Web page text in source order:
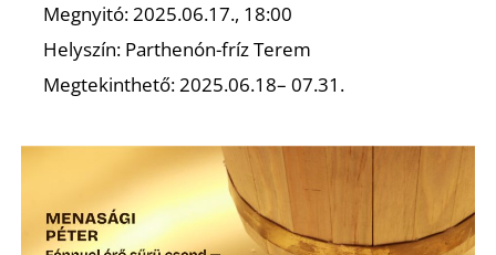
Megnyitó: 2025.06.17., 18:00
Helyszín: Parthenón-fríz Terem
Megtekinthető: 2025.06.18– 07.31.